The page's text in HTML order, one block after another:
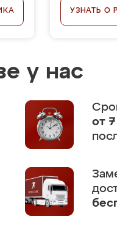
УЗНАТЬ О
у нас
от